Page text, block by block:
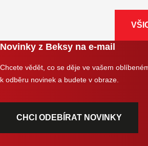
Novinky z Beksy na e-mail
Chcete vědět, co se děje ve vašem
k odběru novinek a budete v obraze.
CHCI ODEBÍRAT NOVINKY